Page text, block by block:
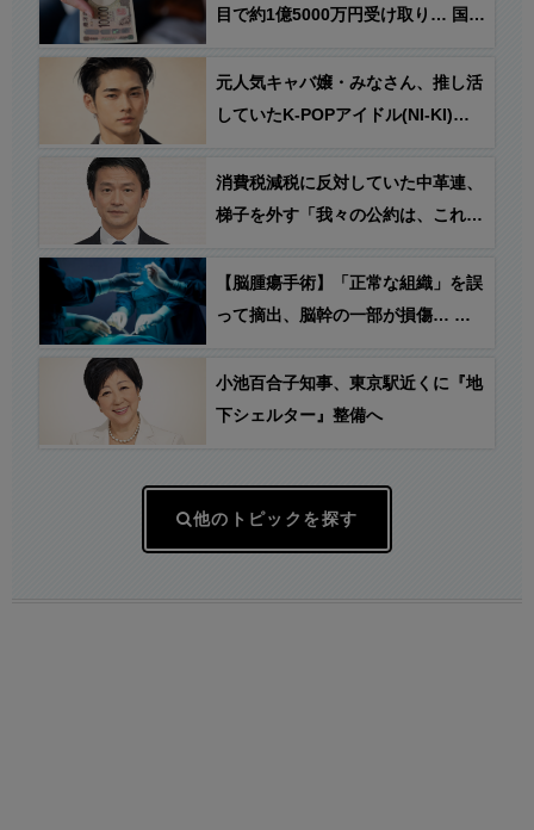
目で約1億5000万円受け取り… 国税
元人気キャバ嬢・みなさん、推し活
していたK-POPアイドル(NI-KI)の
配信中に死亡 → NI-KIが謝罪文を発
表とのフェイク情報が拡散
消費税減税に反対していた中革連、
梯子を外す「我々の公約は、これか
【脳腫瘍手術】「正常な組織」を誤
って摘出、脳幹の一部が損傷… 患
ない状態に → 京大病院が謝罪
小池百合子知事、東京駅近くに『地
下シェルター』整備へ
他のトピックを探す